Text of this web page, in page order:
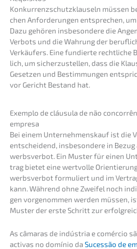
Konkur­renz­schutz­klau­seln müssen
chen Anfor­de­run­gen entspre­chen,
Dazu gehören insbe­son­de­re die
Verbots und die Wahrung der
Verkäu­fers. Eine fundier­te recht­li­che
lich, um sicher­zu­stel­len, dass die
Geset­zen und Bestim­mun­gen
vor Gericht Bestand hat.
Exemplo de cláusu­la de não
empresa
Bei einem Unter­nehmens­kauf ist die
entschei­dend, insbe­son­de­re in
werbs­ver­bot. Ein Muster für einen
trag bietet eine wertvol­le
werbs­ver­bot formu­liert und im
kann. Während ohne Zweifel noch
gen vorge­nom­men werden müssen,
Muster der erste Schritt zur
As câmaras de indús­tria e comércio
activas no domínio da Suces­são de